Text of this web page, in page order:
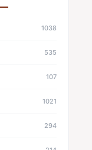
1038
535
107
1021
294